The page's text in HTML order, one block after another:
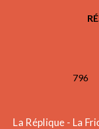
796
La Réplique - La